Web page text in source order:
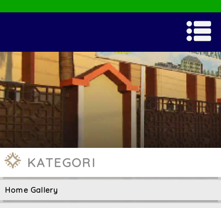
KATEGORI
Home Gallery